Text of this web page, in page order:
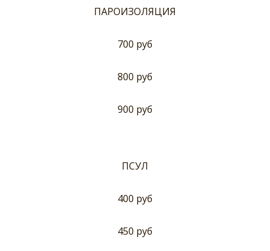
ПАРОИЗОЛЯЦИЯ
700 руб
800 руб
900 руб
ПСУЛ
400 руб
450 руб